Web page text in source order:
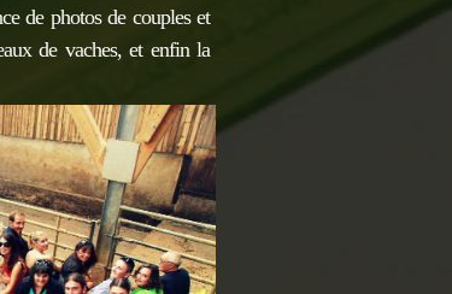
de photos de couples et
de vaches, et enfin la